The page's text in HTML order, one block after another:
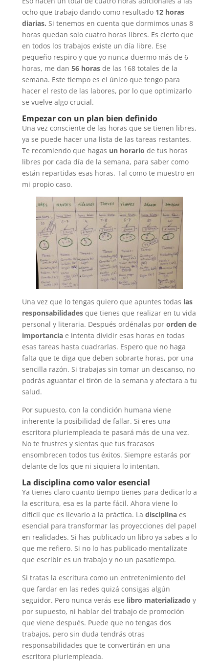
ocho que trabajo dando como resultado 12 horas
diarias. Si tenemos en cuenta que dormimos unas 8
horas quedan solo cuatro horas libres. Es cierto que
en todos los trabajos existe un día libre. Ese
pequeño respiro y que yo nunca duermo más de 6
horas, me dan 56 horasde las 168 totales de la
semana. Este tiempo es el único que tengo para
hacer el resto de las labores, por lo que optimizarlo
se vuelve algo crucial.
Empezar con un plan bien definido
Una vez consciente de las horas que se tienen libres,
ya se puede hacer una lista de las tareas restantes.
Te recomiendo que hagas un horario de tus horas
libres por cada día de la semana, para saber como
están repartidas esas horas. Tal como te muestro en
mi propio caso.
Una vez que lo tengas quiero que apuntes todas las
responsabilidadesque tienes que realizar en tu vida
personal y literaria. Después ordénalas por orden de
importanciae intenta dividir esas horas en todas
esas tareas hasta cuadrarlas. Espero que no haga
falta que te diga que deben sobrarte horas, por una
sencilla razón. Si trabajas sin tomar un descanso, no
podrás aguantar el tirón de la semana y afectara a tu
salud.
Por supuesto, con la condición humana viene
inherente la posibilidad de fallar. Si eres una
escritora pluriempleada te pasará más de una vez.
No te frustres y sientas que tus fracasos
ensombrecen todos tus éxitos. Siempre estarás por
delante de los que ni siquiera lo intentan.
La disciplina como valor esencial
Ya tienes claro cuanto tiempo tienes para dedicarlo a
la escritura, esa es la parte fácil. Ahora viene lo
difícil que es llevarlo a la práctica. La disciplinaes
esencial para transformar las proyecciones del papel
en realidades. Si has publicado un libro ya sabes a lo
que me refiero. Si no lo has publicado mentalízate
que escribir es un trabajo y no un pasatiempo.
Si tratas la escritura como un entretenimiento del
que fardar en las redes quizá consigas algún
seguidor. Pero nunca verás ese libro materializado y
por supuesto, ni hablar del trabajo de promoción
que viene después. Puede que no tengas dos
trabajos, pero sin duda tendrás otras
responsabilidades que te convertirán en una
escritora pluriempleada.